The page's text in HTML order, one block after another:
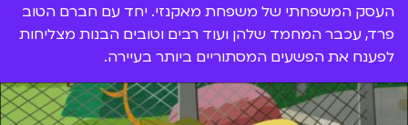
העסק המשפחתי של משפחת מאקנזי. יחד עם חברם הטוב
פרד, עכבר המחמד שלהן ועוד רבים וטובים הבנות מצליחות
לפענח את הפשעים המסתוריים ביותר בעיירה.